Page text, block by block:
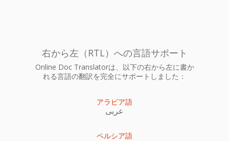
右から左（RTL）への言語サポート
Online Doc Translatorは、以下の右から左に書か
れる言語の翻訳を完全にサポートしました：
アラビア語
عربى
ペルシア語